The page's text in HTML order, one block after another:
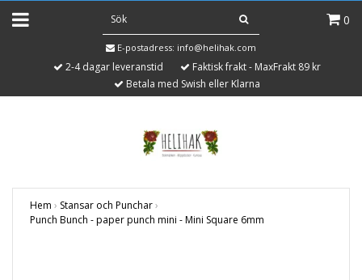
0
E-postadress: info@helihak.com
2-4 dagar leveranstid
Faktisk frakt - MaxFrakt 89 kr
Betala med Swish eller Klarna
Hem › Stansar och Punchar›
Punch Bunch - paper punch mini - Mini Square 6mm